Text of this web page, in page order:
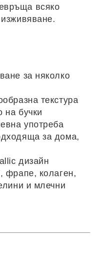
всяко
за няколко
текстура
на бучки
употреба
за дома,
дизайн
фрапе, колаген,
и млечни